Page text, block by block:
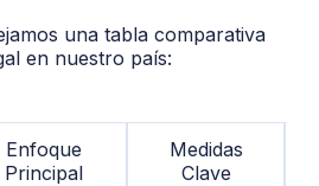
una tabla comparativa
en nuestro país:
Enfoque
Principal
Medidas
Clave